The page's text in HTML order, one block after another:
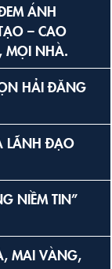
ÁNH
– CAO
MỌI NHÀ.
HẢI ĐĂNG
LÃNH ĐẠO
NIỀM TIN”
MAI VÀNG,